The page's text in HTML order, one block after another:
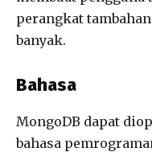
perangkat
banyak.
Bahasa
MongoDB dapat
bahasa